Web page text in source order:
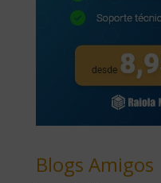
Blogs Amigos